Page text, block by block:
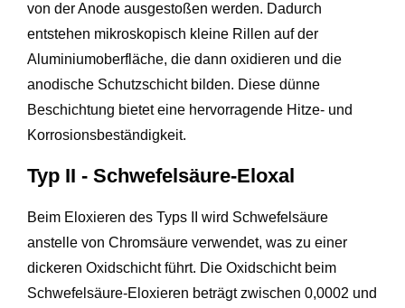
von der Anode ausgestoßen werden. Dadurch
entstehen mikroskopisch kleine Rillen auf der
Aluminiumoberfläche, die dann oxidieren und die
anodische Schutzschicht bilden. Diese dünne
Beschichtung bietet eine hervorragende Hitze- und
Korrosionsbeständigkeit.
Typ II - Schwefelsäure-Eloxal
Beim Eloxieren des Typs II wird Schwefelsäure
anstelle von Chromsäure verwendet, was zu einer
dickeren Oxidschicht führt. Die Oxidschicht beim
Schwefelsäure-Eloxieren beträgt zwischen 0,0002 und